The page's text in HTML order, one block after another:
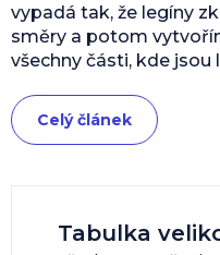
Tabulka
vypadá tak, že legíny
směry a potom
všechny části, kde jsou
Celý článek